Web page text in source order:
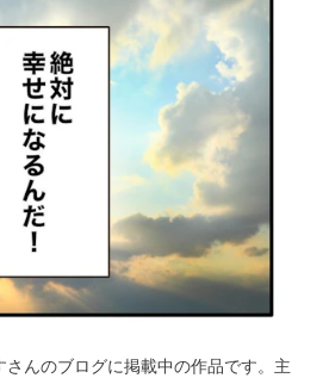
んのブログに掲載中の作品です。主